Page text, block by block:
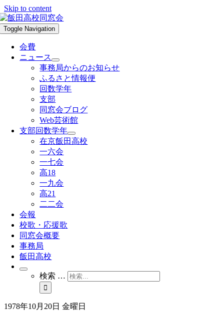
Skip to content
Toggle Navigation
会費
ニュース
事務局からのお知らせ
ふるさと情報便
回数学年
支部
同窓会ブログ
Web芸術館
支部回数学年
在京飯田高校
一六会
一七会
高18
一九会
高21
二二会
会報
校歌・応援歌
同窓会概要
事務局
飯田高校
検索 …
1978年10月20日 金曜日